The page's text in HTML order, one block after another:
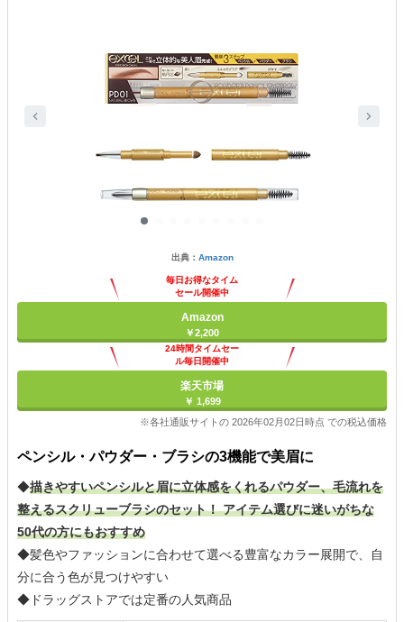
出典： Amazon
毎日お得なタイム
セール開催中
Amazon
￥2,200
24時間タイムセー
ル毎日開催中
楽天市場
￥ 1,699
※各社通販サイトの 2026年02月02日時点 での税込価格
ペンシル・パウダー・ブラシの3機能で美眉に
◆描きやすいペンシルと眉に立体感をくれるパウダー、毛流れを
整えるスクリューブラシのセット！ アイテム選びに迷いがちな
50代の方にもおすすめ
◆髪色やファッションに合わせて選べる豊富なカラー展開で、自
分に合う色が見つけやすい
◆ドラッグストアでは定番の人気商品